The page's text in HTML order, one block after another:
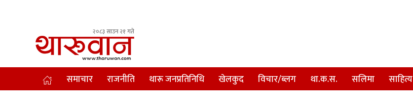
२०८३ साउन २१ गते
Leading Newsportal from Tharu Community Nepal.
समाचार राजनीति थारू जनप्रतिनिधि खेलकुद विचार/ब्लग था.क.स. सलिमा साहित्य